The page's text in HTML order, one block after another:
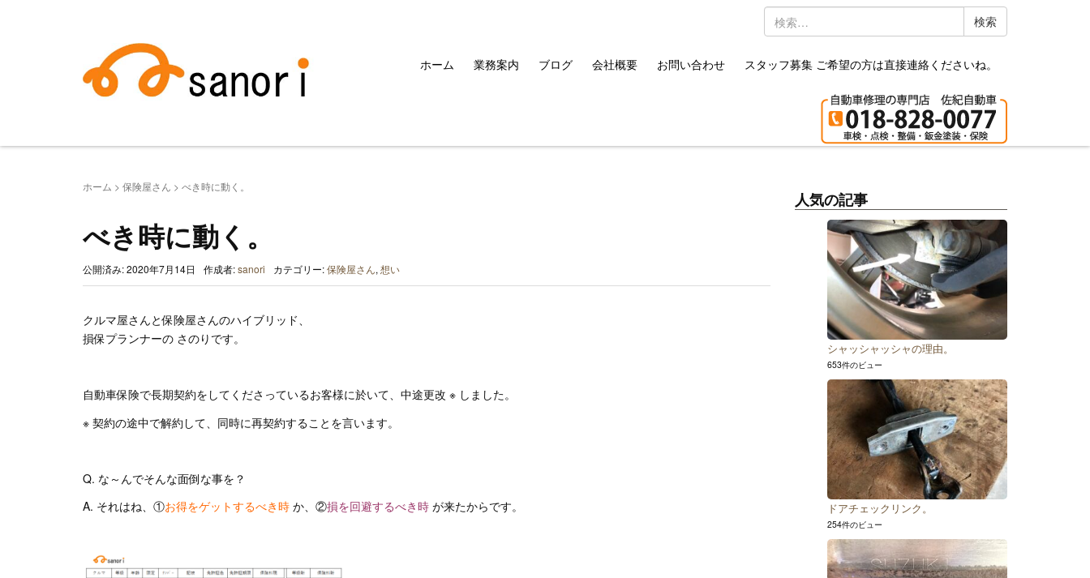
索:
ホーム
業務案内 ブログ 会社概要 お問い合わせ スタッフ募集 ご希望の方は直接連絡くださいね。
ホーム > 保険屋さん > べき時に動く。
べき時に動く。
公開済み: 2020年7月14日 作成者:sanori カテゴリー:保険屋さん, 想い
クルマ屋さんと保険屋さんのハイブリッド、
損保プランナーの さのりです。
自動車保険で長期契約をしてくださっているお客様に於いて、中途更改 ※ しました。
※ 契約の途中で解約して、同時に再契約することを言います。
Q. な～んでそんな面倒な事を？
A. それはね、①お得をゲットするべき時 か、②損を回避するべき時 が来たからです。
人気の記事
シャッシャッシャの理由。
653件のビュー
ドアチェックリンク。
254件のビュー